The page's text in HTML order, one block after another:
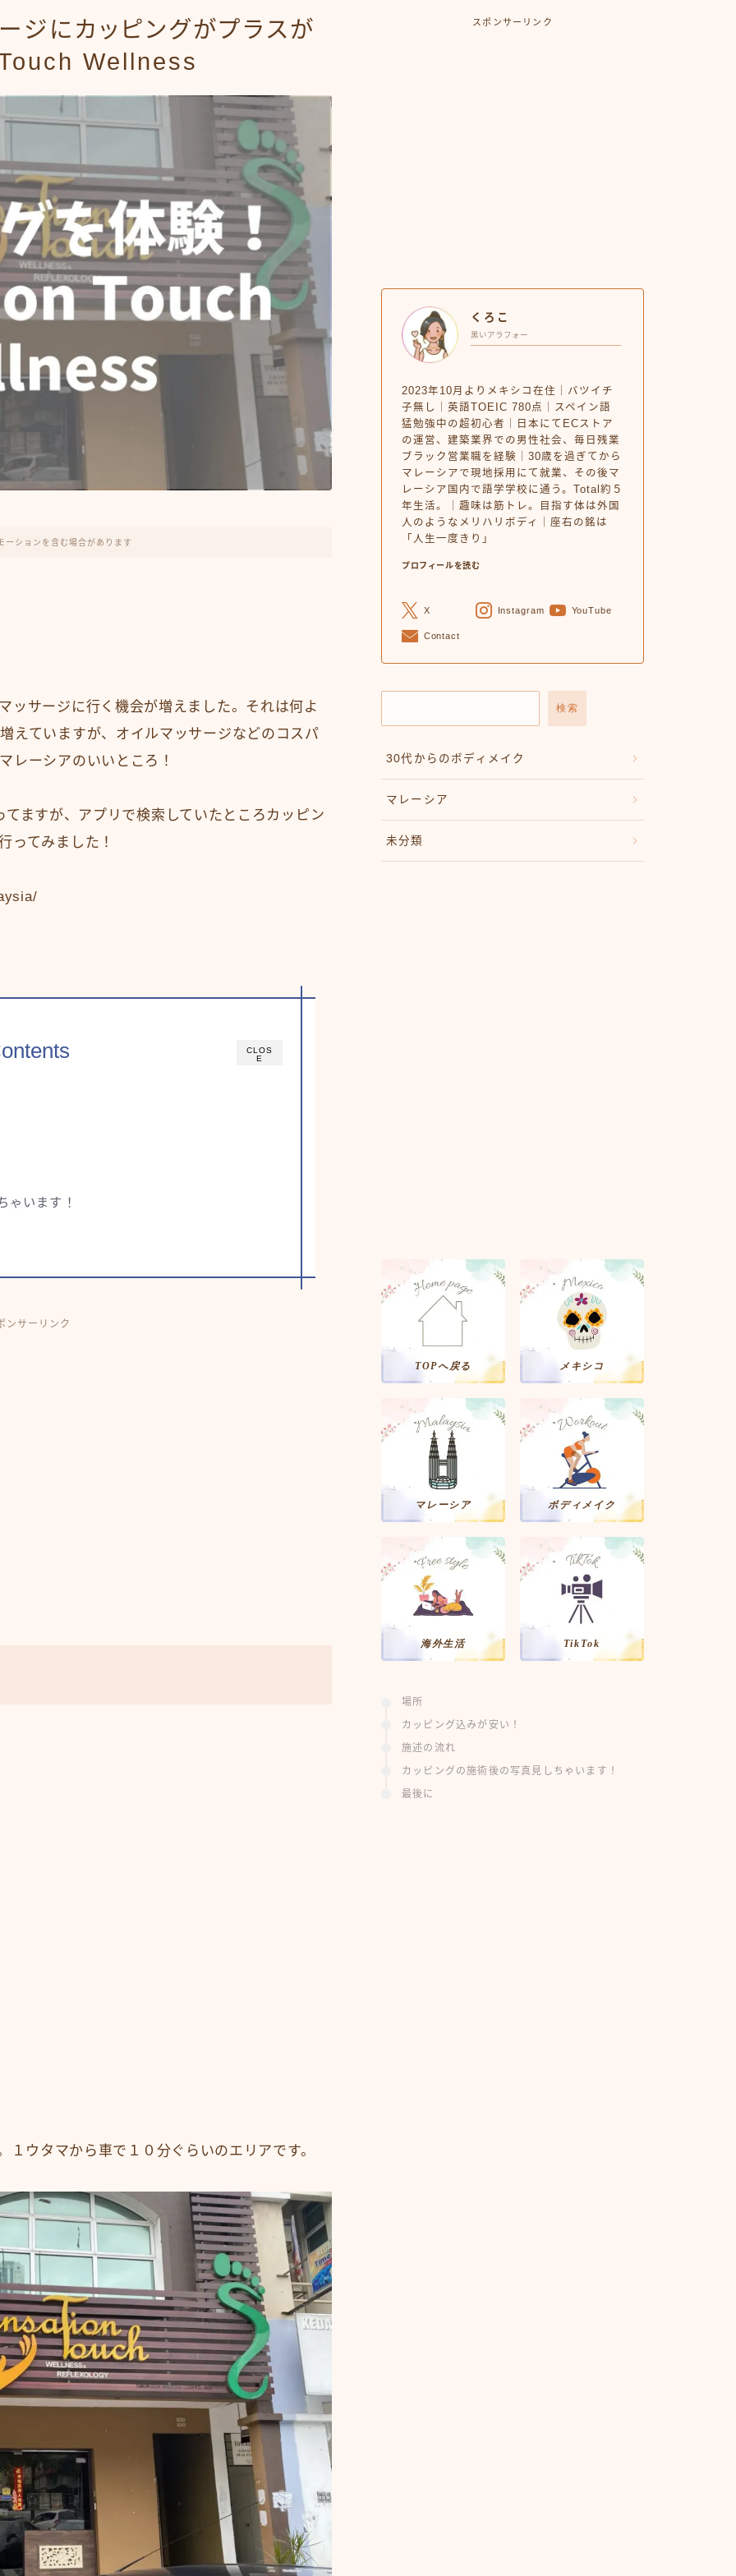
ジにカッピングがプラスが
Wellness
ーションを含む場合があります
ッサージに行く機会が増えました。それは何よ
えていますが、オイルマッサージなどのコスパ
レーシアのいいところ！
てますが、アプリで検索していたところカッピン
ってみました！
CLOS
E
ゃいます！
ンサーリンク
ウタマから車で１０分ぐらいのエリアです。
スポンサーリンク
くろこ
黒いアラフォー
2023年10月よりメキシコ在住｜バツイチ
子無し｜英語TOEIC 780点｜スペイン語
猛勉強中の超初心者｜日本にてECストア
の運営、建築業界での男性社会、毎日残業
ブラック営業職を経験｜30歳を過ぎてから
マレーシアで現地採用にて就業、その後マ
レーシア国内で語学学校に通う。Total約５
年生活。｜趣味は筋トレ。目指す体は外国
人のようなメリハリボディ｜座右の銘は
「人生一度きり」
プロフィールを読む
X Instagram YouTube
Contact
検索
30代からのボディメイク
マレーシア
未分類
TOPへ戻る メキシコ
マレーシア ボディメイク
海外生活 TikTok
場所
カッピング込みが安い！
施述の流れ
カッピングの施術後の写真見しちゃいます！
最後に